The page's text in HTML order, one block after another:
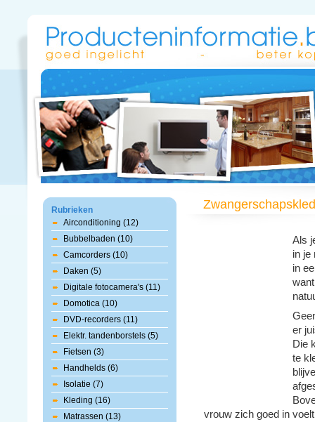
Rubrieken
Airconditioning (12)
Bubbelbaden (10)
Camcorders (10)
Daken (5)
Digitale fotocamera's (11)
Domotica (10)
DVD-recorders (11)
Elektr. tandenborstels (5)
Fietsen (3)
Handhelds (6)
Isolatie (7)
Kleding (16)
Matrassen (13)
Als
in je
in
er
Die
te
vrouw zich goed in